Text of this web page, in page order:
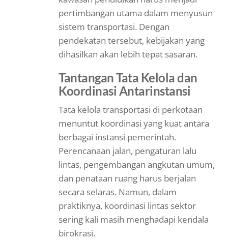
pertimbangan utama dalam menyusun
sistem transportasi. Dengan
pendekatan tersebut, kebijakan yang
dihasilkan akan lebih tepat sasaran.
Tantangan Tata Kelola dan
Koordinasi Antarinstansi
Tata kelola transportasi di perkotaan
menuntut koordinasi yang kuat antara
berbagai instansi pemerintah.
Perencanaan jalan, pengaturan lalu
lintas, pengembangan angkutan umum,
dan penataan ruang harus berjalan
secara selaras. Namun, dalam
praktiknya, koordinasi lintas sektor
sering kali masih menghadapi kendala
birokrasi.